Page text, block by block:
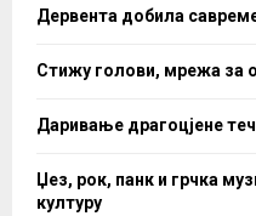
Дервента добила
Стижу голови, мрежа за
Даривање драгоцјене
Џез, рок, панк и грчка
културу